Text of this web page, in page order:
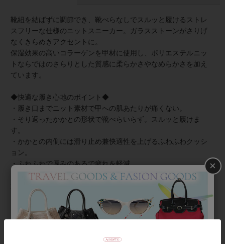
靴紐を結ばずに調節でき、靴べらなしでスルッと履けるストレ
スフリーな仕様のニットスニーカー。ガラスストーンがさりげ
なくきらめきアクセントに。
保湿効果の高いコラーゲンを甲材に使用し、ポリエステルニッ
トならではのさらりとした質感に柔らかさやなめらかさを加え
ています。
◆快適な履き心地のポイント◆
・履き口までニット素材で甲への肌あたりが痛くない。
・そり返ったかかとの形状で靴べらいらず。スルッと履けま
す。
・かかとの内側には滑り止め兼快適性を上げるふわふわクッシ
ョン。
・ふわふわで厚みのあるで疲れを軽減。
・蒸れにくいニット素材で暑い時期やたくさん歩くときにも快
【外箱について】
入荷時の外箱を、アビステの段ボールに入れて発送いたしま
くまで緩衝材としてご理解を賜れますようお願いいたします。
×